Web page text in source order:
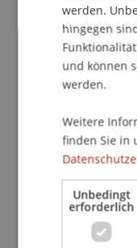
Institut für
Am 19.
Internationales
Gerne bieten wir
unserer
den Studienplan,
Studienzeiten zu
Weitere
werden.
hingegen
und können
werden.
Weitere
finden Sie in
Unbedingt
erforderlich